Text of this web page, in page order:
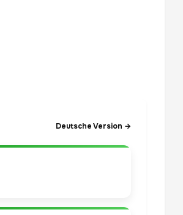
Deutsche Version →